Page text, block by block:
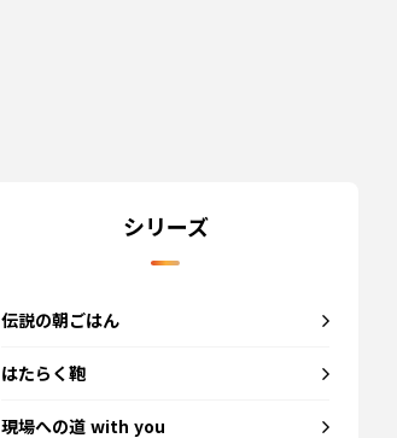
シリーズ
伝説の朝ごはん
はたらく鞄
現場への道 with you